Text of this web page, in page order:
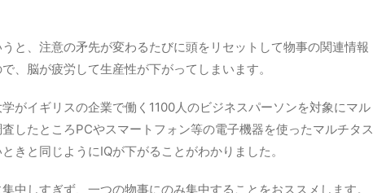
と、注意の矛先が変わるたびに頭をリセットして物事の関連情報
、脳が疲労して生産性が下がってしまいます。
がイギリスの企業で働く1100人のビジネスパーソンを対象にマル
したところPCやスマートフォン等の電子機器を使ったマルチタス
きと同じようにIQが下がることがわかりました。
中しすぎず、一つの物事にのみ集中することをおススメします。